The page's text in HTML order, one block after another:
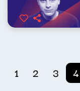
1 2 3 4